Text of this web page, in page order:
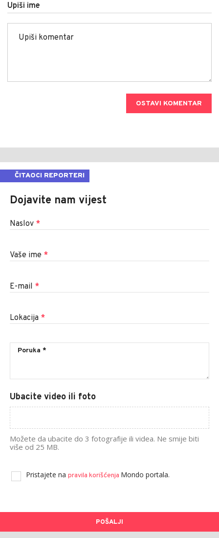
Upiši ime
OSTAVI KOMENTAR
ČITAOCI REPORTERI
Dojavite nam vijest
Naslov *
Vaše ime *
E-mail *
Lokacija *
Ubacite video ili foto
Možete da ubacite do 3 fotografije ili videa. Ne smije biti
više od 25 MB.
Pristajete na pravila korišćenja Mondo portala.
POŠALJI